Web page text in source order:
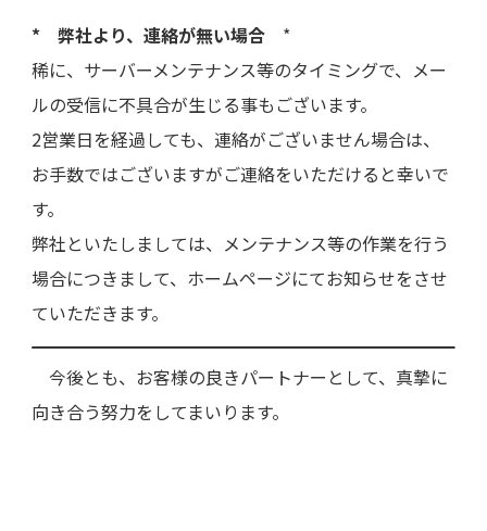
* 弊社より、連絡が無い場合 *
稀に、サーバーメンテナンス等のタイミングで、メー
ルの受信に不具合が生じる事もございます。
2営業日を経過しても、連絡がございません場合は、
お手数ではございますがご連絡をいただけると幸いで
す。
弊社といたしましては、メンテナンス等の作業を行う
場合につきまして、ホームページにてお知らせをさせ
ていただきます。
今後とも、お客様の良きパートナーとして、真摯に
向き合う努力をしてまいります。